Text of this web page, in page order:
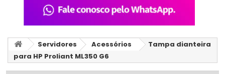
Servidores Acessórios
Tampa dianteira
para HP Proliant ML350 G6